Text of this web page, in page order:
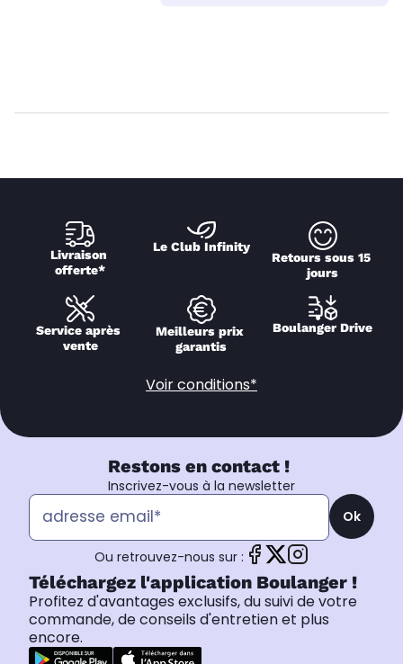
Livraison
offerte*
Le Club Infinity
Retours sous 15
jours
Service après
vente
Meilleurs prix
garantis
Boulanger Drive
Voir conditions*
Restons en contact !
Inscrivez-vous à la newsletter
Ok
Ou retrouvez-nous sur :
Téléchargez l'application Boulanger !
Profitez d'avantages exclusifs, du suivi de votre
commande, de conseils d'entretien et plus
encore.